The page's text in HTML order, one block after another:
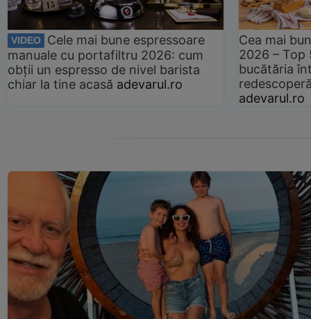
VIDEO
Cele mai bune espressoare
manuale cu portafiltru 2026: cum
obții un espresso de nivel barista
chiar la tine acasă adevarul.ro
Cea mai
2026 –
bucătăria
adevarul.ro